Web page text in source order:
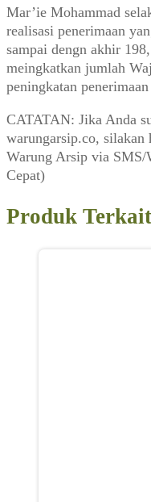
Mar’ie Mohammad
realisasi penerimaan
sampai dengn akhir
meingkatkan jumlah
peningkatan
CATATAN: Jika Anda
warungarsip.co, silakan
Warung Arsip via SMS/
Cepat)
Produk Terkait